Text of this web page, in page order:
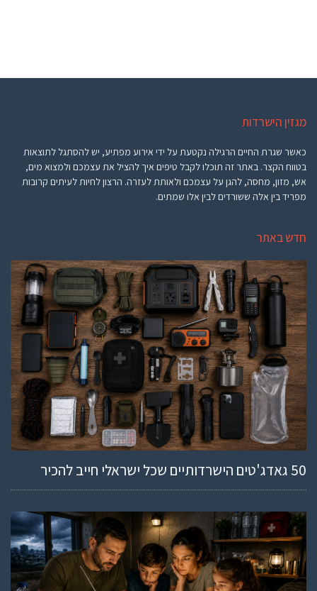
מגזין הישרדות
כאשר שגרת החיים הרגילה נקטעת על ידי אירוע מפתיע, יש להסתגל לתוצאות
בטווח הקצר. באתר זה תוכלו לקבל טיפים איך להציל את עצמכם ולמצוא מים,
אש, מזון, מחסה, להגן על עצמכם ולאותת לעזרה. הרצון לחיות לעיתים קרובות
מפריד בין אלה ששורדים לבין אלו שמתים.
חדש באתר
50 גאדג'טים הישרדותיים שכל ישראלי חייב להכיר